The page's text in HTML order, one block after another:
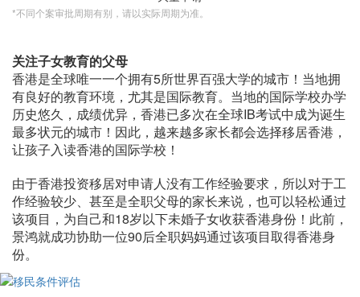
*不同个案审批周期有别，请以实际周期为准。
关注子女教育的父母
香港是全球唯一一个拥有5所世界百强大学的城市！当地拥
有良好的教育环境，尤其是国际教育。当地的国际学校办学
历史悠久，成绩优异，香港已多次在全球IB考试中成为诞生
最多状元的城市！因此，越来越多家长都会选择移居香港，
让孩子入读香港的国际学校！
由于香港投资移居对申请人没有工作经验要求，所以对于工
作经验较少、甚至是全职父母的家长来说，也可以轻松通过
该项目，为自己和18岁以下未婚子女收获香港身份！此前，
景鸿就成功协助一位90后全职妈妈通过该项目取得香港身
份。